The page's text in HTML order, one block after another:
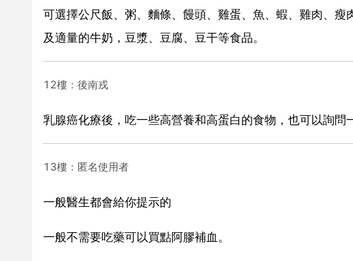
可選擇公尺飯、粥、麵條、饅頭、雞蛋、魚、蝦、雞肉、
及適量的牛奶，豆漿、豆腐、豆干等食品。
12樓：後南戎
乳腺癌化療後，吃一些高營養和高蛋白的食物，也可以詢問
13樓：匿名使用者
一般醫生都會給你提示的
一般不需要吃藥可以買點阿膠補血。